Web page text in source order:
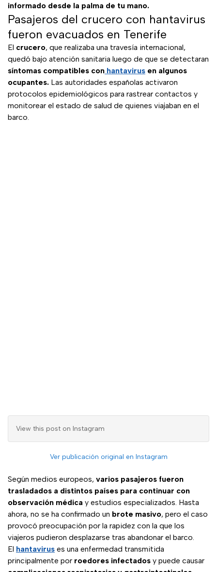
informado desde la palma de tu mano.
Pasajeros del crucero con hantavirus
fueron evacuados en Tenerife
El crucero, que realizaba una travesía internacional,
quedó bajo atención sanitaria luego de que se detectaran
síntomas compatibles con hantavirus en algunos
ocupantes. Las autoridades españolas activaron
protocolos epidemiológicos para rastrear contactos y
monitorear el estado de salud de quienes viajaban en el
barco.
View this post on Instagram
Ver publicación original en Instagram
Según medios europeos, varios pasajeros fueron
trasladados a distintos países para continuar con
observación médica y estudios especializados. Hasta
ahora, no se ha confirmado un brote masivo, pero el caso
provocó preocupación por la rapidez con la que los
viajeros pudieron desplazarse tras abandonar el barco.
El hantavirus es una enfermedad transmitida
principalmente por roedores infectados y puede causar